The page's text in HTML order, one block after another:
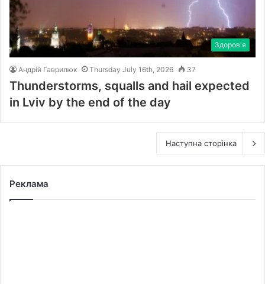
Здоров'я
Андрій Гаврилюк Thursday July 16th, 2026 37
Thunderstorms, squalls and hail expected
in Lviv by the end of the day
Наступна сторінка
Реклама